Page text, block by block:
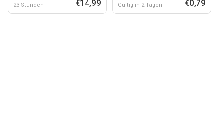
23 Stunden €14,99 Gültig in 2 Tagen €0,79